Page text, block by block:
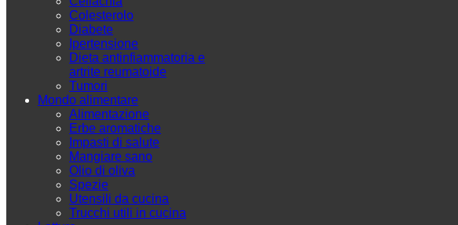
Colesterolo
Diabete
Ipertensione
Dieta antinfiammatoria e
artrite reumatoide
Tumori
Mondo alimentare
Alimentazione
Erbe aromatiche
Impasti di salute
Mangiare sano
Olio di oliva
Spezie
Utensili da cucina
Trucchi utili in cucina